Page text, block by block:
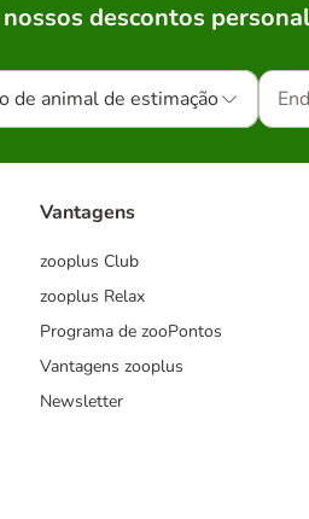
descontos
de animal de estimação
Vantagens
zooplus Club
zooplus Relax
Programa de zooPontos
Vantagens zooplus
Newsletter